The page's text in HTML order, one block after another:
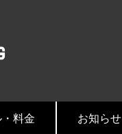
料金 お知らせ